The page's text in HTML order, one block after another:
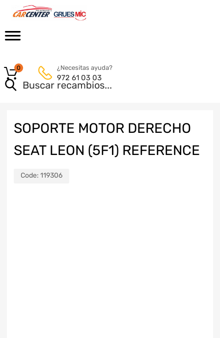
¿Necesitas ayuda?
972 61 03 03
0
SOPORTE MOTOR DERECHO
SEAT LEON (5F1) REFERENCE
Code: 119306